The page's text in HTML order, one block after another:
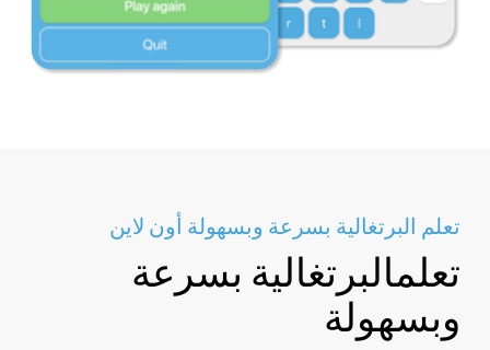
تعلم البرتغالية بسرعة وبسهولة أون لاين
تعلمالبرتغالية بسرعة
وبسهولة